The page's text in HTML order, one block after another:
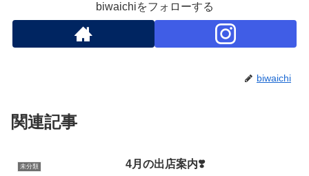
biwaichiをフォローする
biwaichi
関連記事
未分類 4月の出店案内❣️